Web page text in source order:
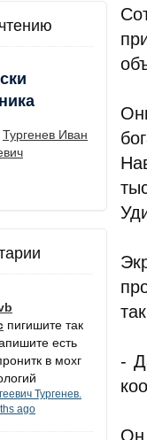
Тургенев Иван
пигишите так
есть
в мохг
Тургенев.
ago
-
Он